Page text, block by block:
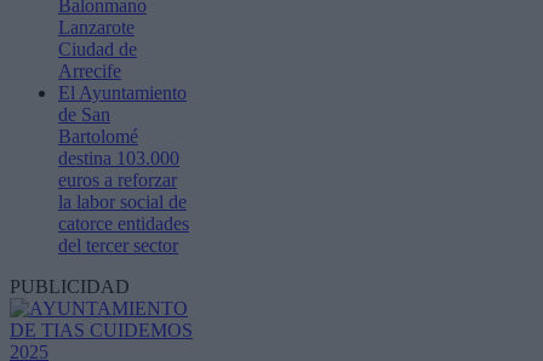
Balonmano
Lanzarote
Ciudad de
Arrecife
El Ayuntamiento
de San
Bartolomé
destina 103.000
euros a reforzar
la labor social de
catorce entidades
del tercer sector
PUBLICIDAD